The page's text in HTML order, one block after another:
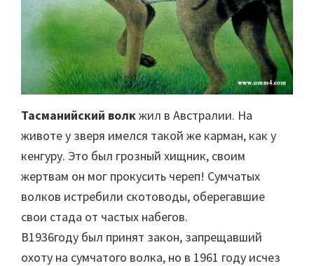
Тасманийский волкжил в Австралии. На
животе у зверя имелся такой же карман, как у
кенгуру. Это был грозный хищник, своим
жертвам он мог прокусить череп! Сумчатых
волков истребили скотоводы, оберегавшие
свои стада от частых набегов.
В1936году был принят закон, запрещавший
охоту на сумчатого волка, но в 1961 году исчез